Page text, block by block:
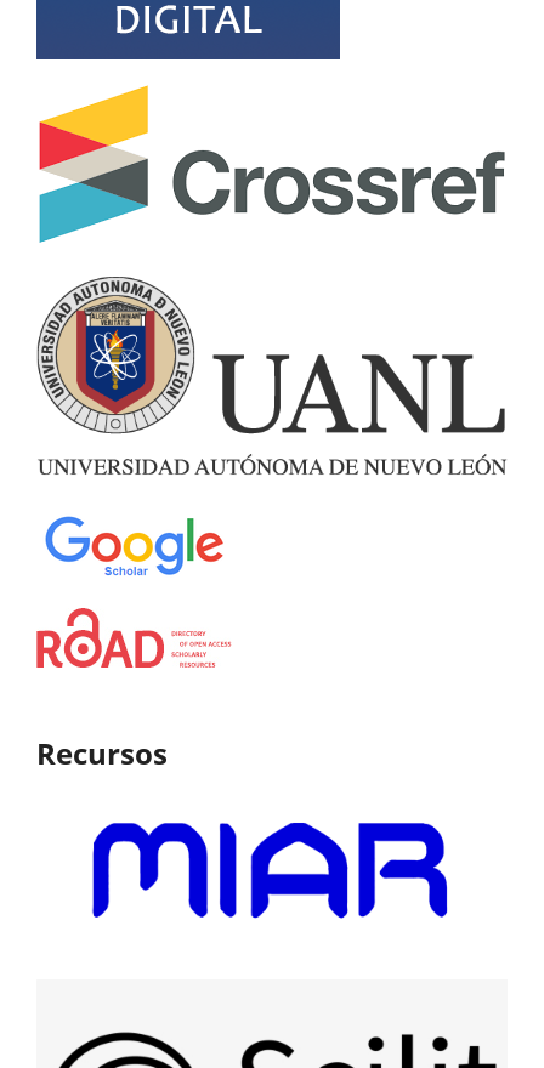
Recursos